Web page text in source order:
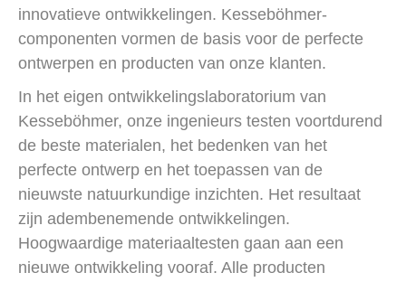
innovatieve ontwikkelingen. Kesseböhmer-
componenten vormen de basis voor de perfecte
ontwerpen en producten van onze klanten.
In het eigen ontwikkelingslaboratorium van
Kesseböhmer, onze ingenieurs testen voortdurend
de beste materialen, het bedenken van het
perfecte ontwerp en het toepassen van de
nieuwste natuurkundige inzichten. Het resultaat
zijn adembenemende ontwikkelingen.
Hoogwaardige materiaaltesten gaan aan een
nieuwe ontwikkeling vooraf. Alle producten